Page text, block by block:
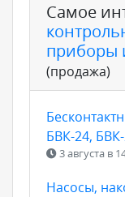
Самое
приборы
(продажа)
БВК-24,
3 августа в
Насосы,